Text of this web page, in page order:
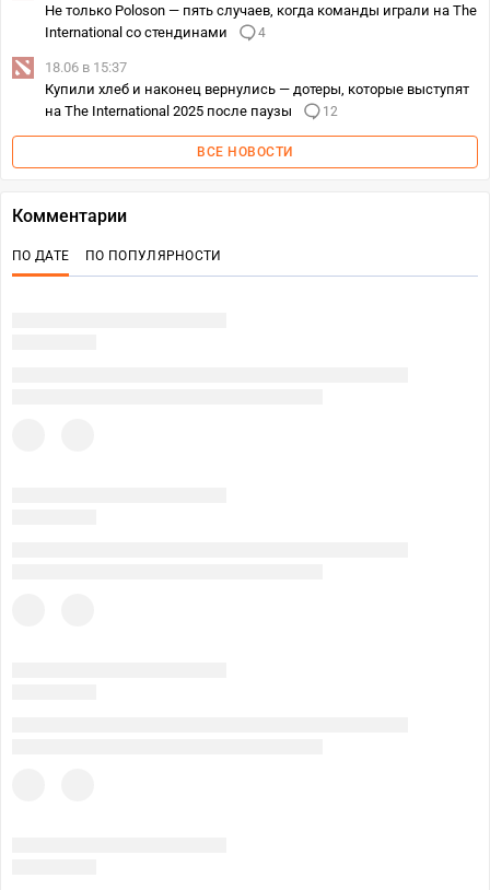
Не только Poloson — пять случаев, когда команды играли на The
International со стендинами
4
18.06 в 15:37
Купили хлеб и наконец вернулись — дотеры, которые выступят
на The International 2025 после паузы
12
ВСЕ НОВОСТИ
Комментарии
ПО ДАТЕ ПО ПОПУЛЯРНОСТИ